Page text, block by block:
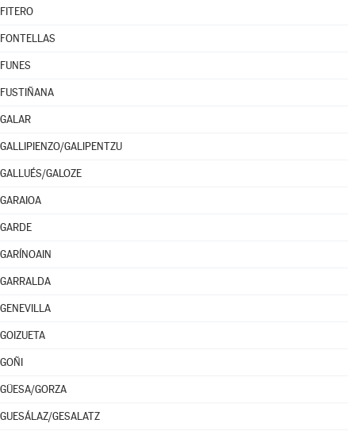
FITERO
FONTELLAS
FUNES
FUSTIÑANA
GALAR
GALLIPIENZO/GALIPENTZU
GALLUÉS/GALOZE
GARAIOA
GARDE
GARÍNOAIN
GARRALDA
GENEVILLA
GOIZUETA
GOÑI
GÜESA/GORZA
GUESÁLAZ/GESALATZ